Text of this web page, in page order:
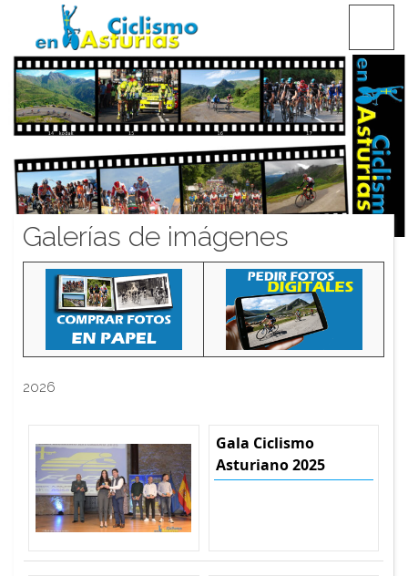
CICLISMO EN ASTURIAS
Galerías de imágenes
2026
Gala Ciclismo
Asturiano 2025